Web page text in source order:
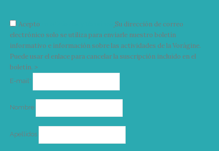
Acepto
Su dirección de correo
electrónico solo se utiliza para enviarle nuestro boletín
informativo e información sobre las actividades de la Vorágine.
Puede usar el enlace para cancelar la suscripción incluido en el
boletín. >
E-mail*
Nombre
Apellidos